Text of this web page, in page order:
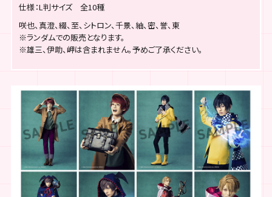
仕様：L判サイズ 全10種
咲也、真澄、綴、至、シトロン、千景、紬、密、誉、東
※ランダムでの販売となります。
※雄三、伊助、岬は含まれません。予めご了承ください。